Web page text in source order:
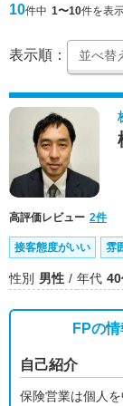
10件中 1〜10件を表
表示順：
高評価レビュー 2件
接客態度がいい 雰
性別 男性 年代
FPの情
自己紹介
保険営業は個人